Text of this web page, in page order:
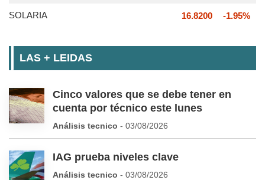
SOLARIA 16.8200 -1.95%
LAS + LEIDAS
Cinco valores que se debe tener en
cuenta por técnico este lunes
Análisis tecnico - 03/08/2026
IAG prueba niveles clave
Análisis tecnico - 03/08/2026